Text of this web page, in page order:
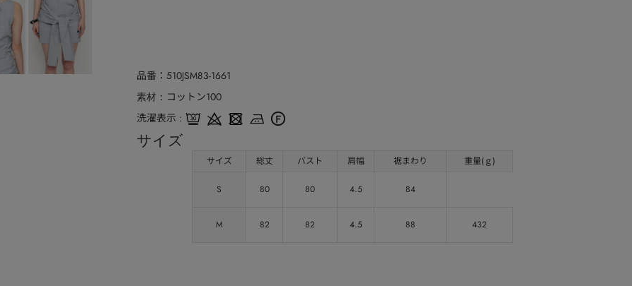
品番 510JSM83-1661
素材
コットン100
洗濯表示
サイズ
サイズ 総丈 バスト 肩幅 裾まわり 重量(ｇ)
S 80 80 4.5 84
M 82 82 4.5 88 432